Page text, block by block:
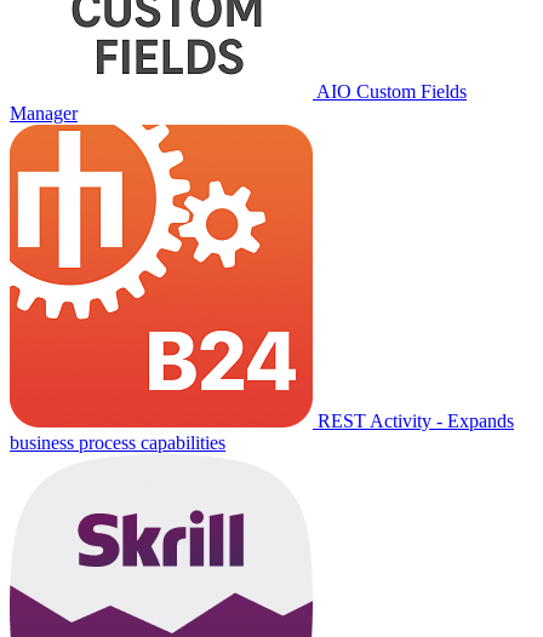
AIO Custom Fields
Manager
REST Activity - Expands
business process capabilities